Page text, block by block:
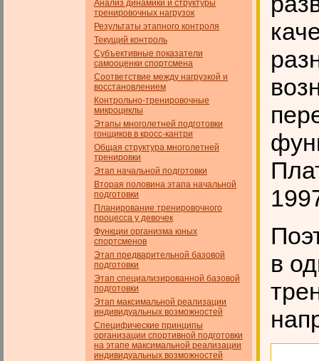
Анализ динамики и структуры
тренировочных нагрузок
Результаты этапного контроля
Текущий контроль
Субъективные показатели
самооценки спортсмена
Соответствие между нагрузкой и
восстановлением
Контрольно-тренировочные
микроциклы
Этапы многолетней подготовки
гонщиков в кросс-кантри
Общая структура многолетней
тренировки
Этап начальной подготовки
Вторая половина этапа начальной
подготовки
Планирование тренировочного
процесса у девочек
Функции организма юных
спортсменов
Этап предварительной базовой
подготовки
Этап специализированной базовой
подготовки
Этап максимальной реализации
индивидуальных возможностей
Специфические принципы
организации спортивной подготовки
на этапе максимальной реализации
индивидуальных возможностей
в